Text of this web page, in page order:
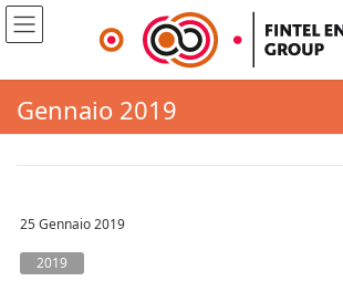
Gennaio 2019
25 Gennaio 2019
2019